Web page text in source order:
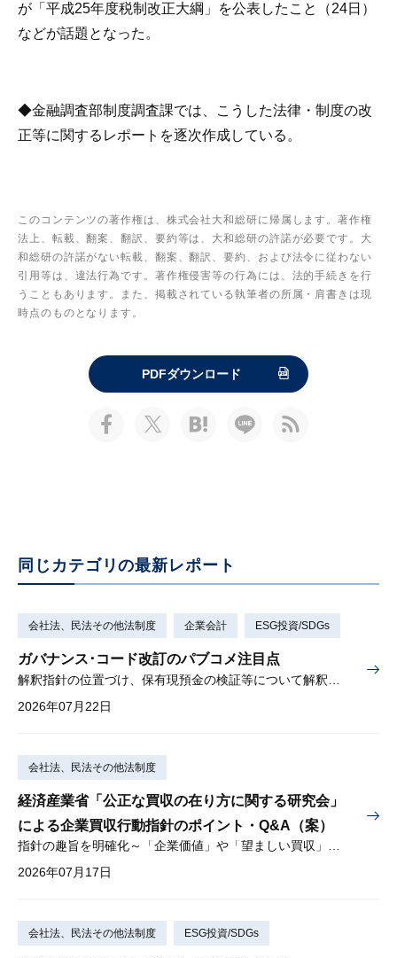
が「平成25年度税制改正大綱」を公表したこと（24日）
などが話題となった。
◆金融調査部制度調査課では、こうした法律・制度の改
正等に関するレポートを逐次作成している。
このコンテンツの著作権は、株式会社大和総研に帰属します。著作権
法上、転載、翻案、翻訳、要約等は、大和総研の許諾が必要です。大
和総研の許諾がない転載、翻案、翻訳、要約、および法令に従わない
引用等は、違法行為です。著作権侵害等の行為には、法的手続きを行
うこともあります。また、掲載されている執筆者の所属・肩書きは現
時点のものとなります。
PDFダウンロード
同じカテゴリの最新レポート
会社法、民法その他法制度 企業会計 ESG投資/SDGs
ガバナンス･コード改訂のパブコメ注目点
2026年07月22日
会社法、民法その他法制度
経済産業省「公正な買収の在り方に関する研究会」
による企業買収行動指針のポイント・Q&A（案）
指針の趣旨を明確化～「企業価値」や「望ましい買収」とは？～
2026年07月17日
会社法、民法その他法制度 ESG投資/SDGs